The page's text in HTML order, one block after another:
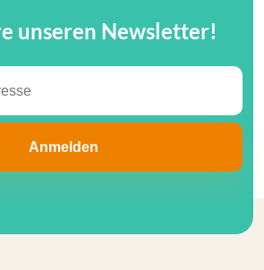
unseren Newsletter!